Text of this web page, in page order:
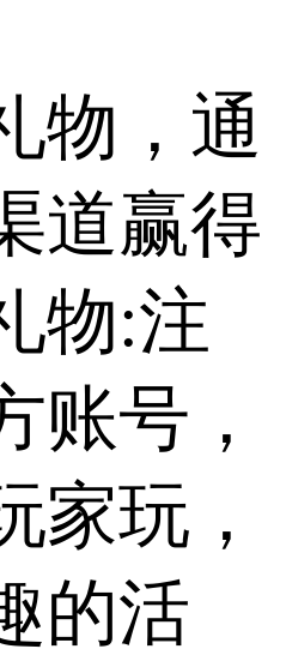
物，通
道赢得
物:注
账号，
家玩，
的活